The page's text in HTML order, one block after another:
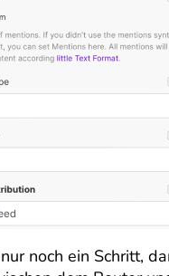
noch ein Schritt,